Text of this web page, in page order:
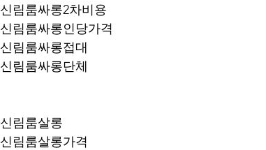
신림룸싸롱2차비용
신림룸싸롱인당가격
신림룸싸롱접대
신림룸싸롱단체
신림룸살롱
신림룸살롱가격